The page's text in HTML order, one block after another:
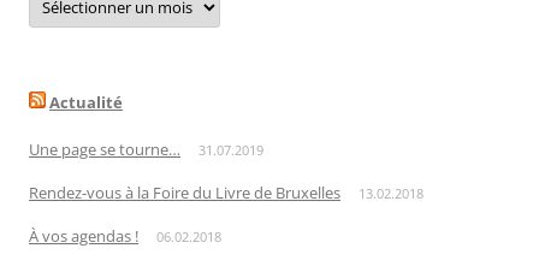
par
date
Actualité
Une page se tourne… 31.07.2019
Rendez-vous à la Foire du Livre de Bruxelles 13.02.2018
À vos agendas ! 06.02.2018